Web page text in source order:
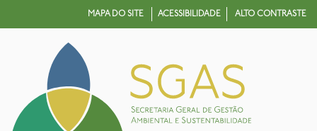
MAPA DO SITE ACESSIBILIDADE ALTO CONTRASTE